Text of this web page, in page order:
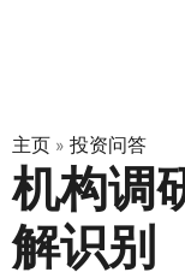
主页 » 投资问答
机构调
解识别